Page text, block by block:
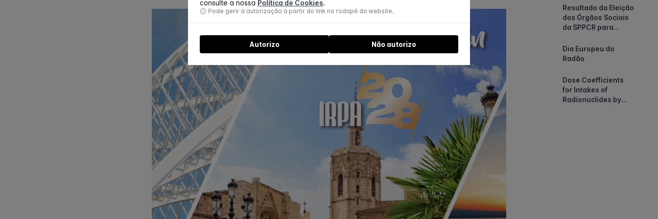
consulte a nossa Política de Cookies.
Pode gerir a autorização a partir do link no rodapé do website.
Autorizo Não autorizo
Resultado da Eleição
dos Órgãos Sociais
da SPPCR para
Dia Europeu do
Radão
Dose Coefficients
for Intakes of
Radionuclides by